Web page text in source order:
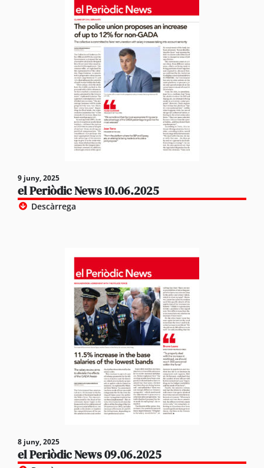
9 juny, 2025
el Periòdic News 10.06.2025
Descàrrega
8 juny, 2025
el Periòdic News 09.06.2025